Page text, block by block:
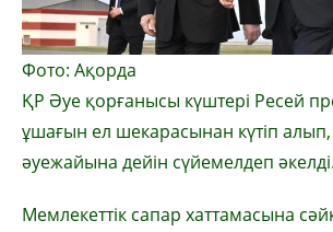
Фото: Ақорда
ҚР Әуе қорғанысы күштері Ресей
ұшағын ел шекарасынан күтіп алып,
әуежайына дейін сүйемелдеп әкелді.
Мемлекеттік сапар хаттамасына